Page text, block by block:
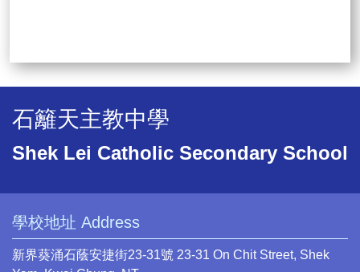
石籬天主教中學
Shek Lei Catholic Secondary School
學校地址 Address
新界葵涌石蔭安捷街23-31號 23-31 On Chit Street, Shek